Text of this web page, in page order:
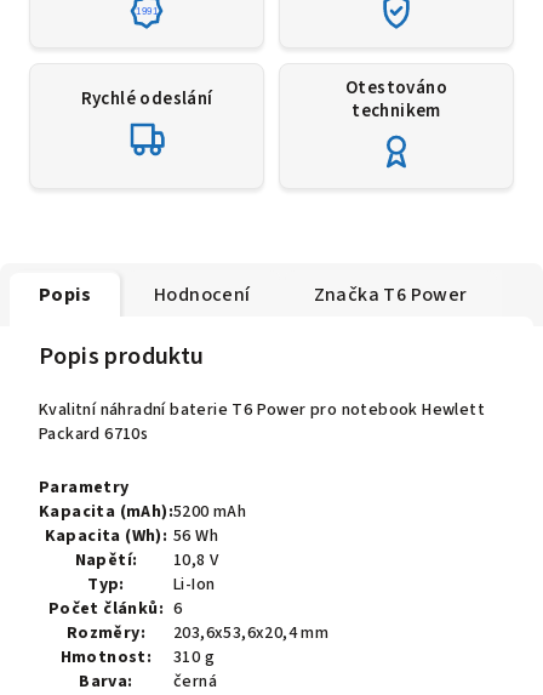
1991
Rychlé odeslání
Otestováno
technikem
Popis Hodnocení Značka T6 Power
Popis produktu
Kvalitní náhradní baterie T6 Power pro notebook Hewlett
Packard 6710s
Parametry
Kapacita (mAh):5200 mAh
Kapacita (Wh): 56 Wh
Napětí:
10,8 V
Typ:
Li-Ion
Počet článků: 6
Rozměry:
203,6x53,6x20,4 mm
Hmotnost:
310 g
Barva:
černá